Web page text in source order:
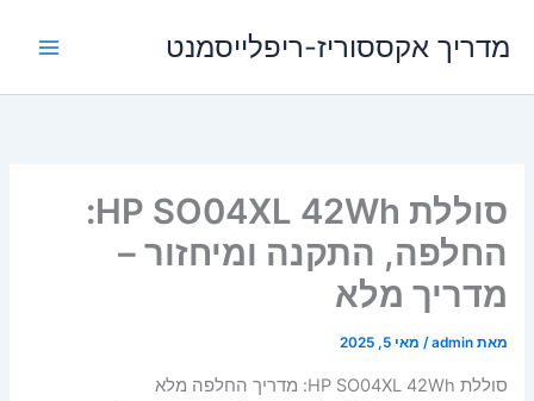
לתוכןמדריך אקססוריז-ריפלייסמנט
סוללת HP SO04XL 42Wh:
החלפה, התקנה ומיחזור –
מדריך מלא
מאתadmin
/ מאי 5, 2025
סוללת HP SO04XL 42Wh: מדריך החלפה מלא